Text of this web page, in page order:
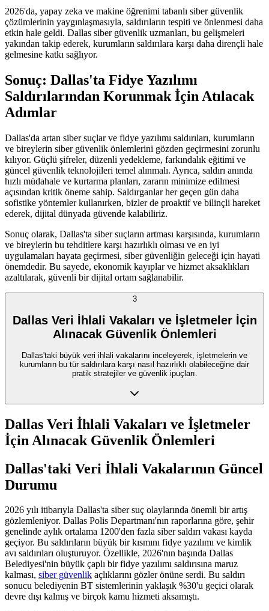
2026'da, yapay zeka ve makine öğrenimi tabanlı siber güvenlik
çözümlerinin yaygınlaşmasıyla, saldırıların tespiti ve önlenmesi daha
etkin hale geldi. Dallas siber güvenlik uzmanları, bu gelişmeleri
yakından takip ederek, kurumların saldırılara karşı daha dirençli hale
gelmesine katkı sağlıyor.
Sonuç: Dallas'ta Fidye Yazılımı
Saldırılarından Korunmak İçin Atılacak
Adımlar
Dallas'da artan siber suçlar ve fidye yazılımı saldırıları, kurumların
ve bireylerin siber güvenlik önlemlerini gözden geçirmesini zorunlu
kılıyor. Güçlü şifreler, düzenli yedekleme, farkındalık eğitimi ve
güncel güvenlik teknolojileri temel alınmalı. Ayrıca, saldırı anında
hızlı müdahale ve kurtarma planları, zararın minimize edilmesi
açısından kritik öneme sahip. Saldırganlar her geçen gün daha
sofistike yöntemler kullanırken, bizler de proaktif ve bilinçli hareket
ederek, dijital dünyada güvende kalabiliriz.
Sonuç olarak, Dallas'ta siber suçların artması karşısında, kurumların
ve bireylerin bu tehditlere karşı hazırlıklı olması ve en iyi
uygulamaları hayata geçirmesi, siber güvenliğin geleceği için hayati
önemdedir. Bu sayede, ekonomik kayıplar ve hizmet aksaklıkları
azaltılarak, güvenli bir dijital ortam sağlanabilir.
3
Dallas Veri İhlali Vakaları ve İşletmeler İçin
Alınacak Güvenlik Önlemleri
Dallas'taki büyük veri ihlali vakalarını inceleyerek, işletmelerin ve
kurumların bu tür saldırılara karşı nasıl hazırlıklı olabileceğine dair
pratik stratejiler ve güvenlik ipuçları.
Dallas Veri İhlali Vakaları ve İşletmeler
İçin Alınacak Güvenlik Önlemleri
Dallas'taki Veri İhlali Vakalarının Güncel
Durumu
2026 yılı itibarıyla Dallas'ta siber suç olaylarında önemli bir artış
gözlemleniyor. Dallas Polis Departmanı'nın raporlarına göre, şehir
genelinde aylık ortalama 1200'den fazla siber saldırı vakası kayda
geçiyor. Bu saldırıların büyük bir kısmını fidye yazılımı ve kimlik
avı saldırıları oluşturuyor. Özellikle, 2026'nın başında Dallas
Belediyesi'nin büyük çaplı bir fidye yazılımı saldırısına maruz
kalması, siber güvenlik açlıklarını gözler önüne serdi. Bu saldırı
sonucu belediyenin BT sistemlerinin yaklaşık %30'u geçici olarak
devre dışı kalmış ve birçok kamu hizmeti aksamıştı.